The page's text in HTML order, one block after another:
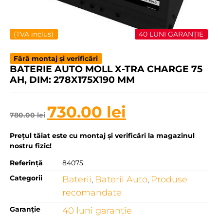
40 LUNI GARANȚIE
(TVA inclus)
Fără montaj și verificări
BATERIE AUTO MOLL X-TRA CHARGE 75
AH, DIM: 278X175X190 MM
780.00lei 730.00 lei
Prețul tăiat este cu montaj și verificări la magazinul
nostru fizic!
Referință
84075
Categorii
Baterii, Baterii Auto, Produse
recomandate
Garanție 40 luni garanţie